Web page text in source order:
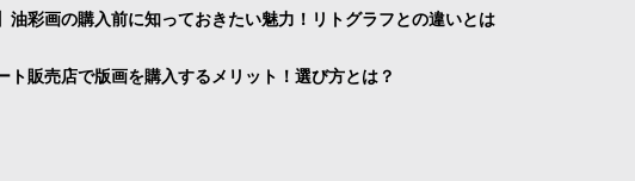
油彩画の購入前に知っておきたい魅力！リトグラフとの違いとは
ト販売店で版画を購入するメリット！選び方とは？